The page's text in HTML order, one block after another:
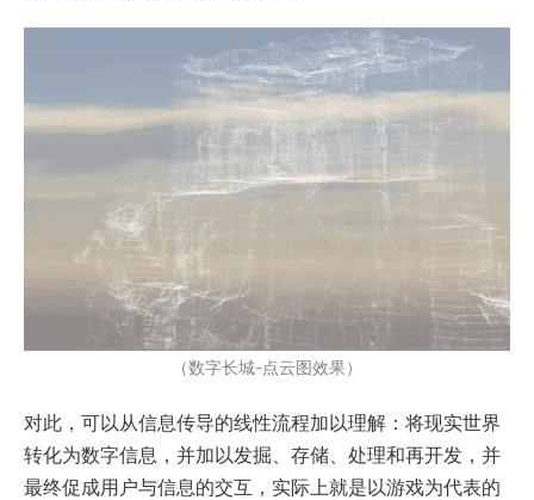
（数字长城-点云图效果）
对此，可以从信息传导的线性流程加以理解：将现实世界
转化为数字信息，并加以发掘、存储、处理和再开发，并
最终促成用户与信息的交互，实际上就是以游戏为代表的